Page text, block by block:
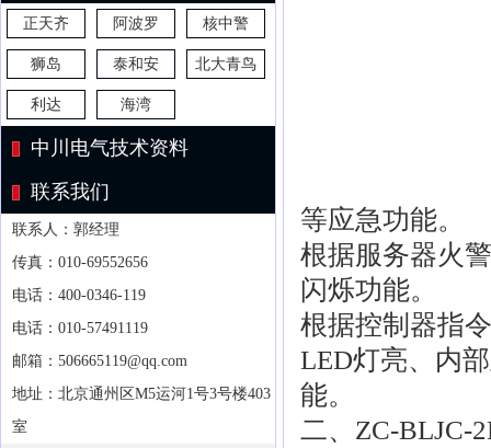
正天齐 阿波罗 核中警
狮岛 泰和安 北大青鸟
利达 海湾
中川电气技术资料
联系我们
联系人：郭经理
传真：010-69552656
电话：400-0346-119
电话：010-57491119
邮箱：506665119@qq.com
地址：北京通州区M5运河1号3号楼403
室
等应急功能。
根据服务器火
闪烁功能。
根据控制器指
LED灯亮、内
能。
二、ZC-BLJC-